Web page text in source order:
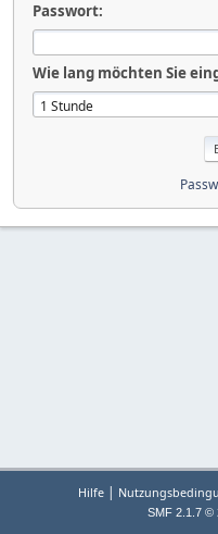
Passwort:
Wie lang möchten Sie
Hilfe |
SMF 2.1.7 ©